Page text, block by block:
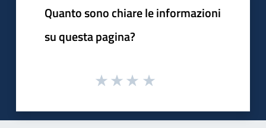
Quanto sono chiare le informazioni
su questa pagina?